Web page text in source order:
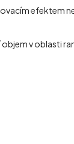
efektem
v oblasti